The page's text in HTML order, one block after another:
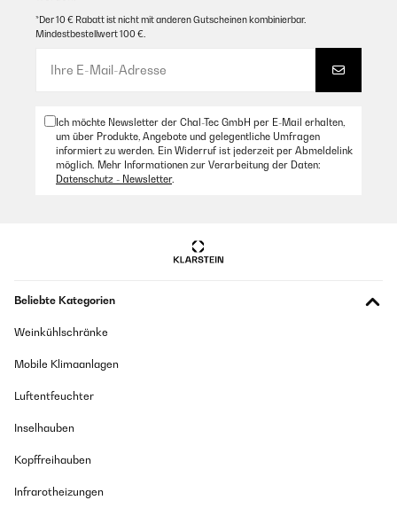
*Der 10 € Rabatt ist nicht mit anderen Gutscheinen kombinierbar.
Mindestbestellwert 100 €.
Ich möchte Newsletter der Chal-Tec GmbH per E-Mail erhalten,
um über Produkte, Angebote und gelegentliche Umfragen
informiert zu werden. Ein Widerruf ist jederzeit per Abmeldelink
möglich. Mehr Informationen zur Verarbeitung der Daten:
Datenschutz - Newsletter.
Beliebte Kategorien
Weinkühlschränke
Mobile Klimaanlagen
Luftentfeuchter
Inselhauben
Kopffreihauben
Infrarotheizungen